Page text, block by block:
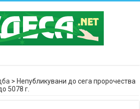
> Непубликувани до сега пророчества
5078 г.